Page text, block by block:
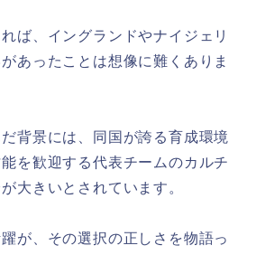
ば、イングランドやナイジェリ
あったことは想像に難くありま
背景には、同国が誇る育成環境
を歓迎する代表チームのカルチ
大きいとされています。
が、その選択の正しさを物語っ